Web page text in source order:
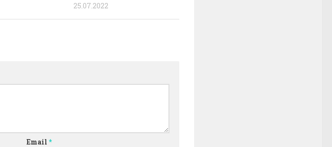
25.07.2022
Email*